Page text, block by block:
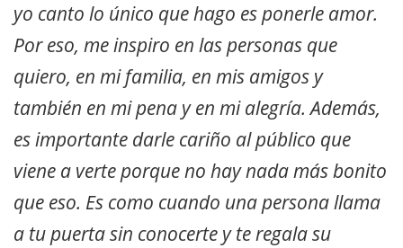
yo canto lo único que hago es ponerle amor.
Por eso, me inspiro en las personas que
quiero, en mi familia, en mis amigos y
también en mi pena y en mi alegría. Además,
es importante darle cariño al público que
viene a verte porque no hay nada más bonito
que eso. Es como cuando una persona llama
a tu puerta sin conocerte y te regala su